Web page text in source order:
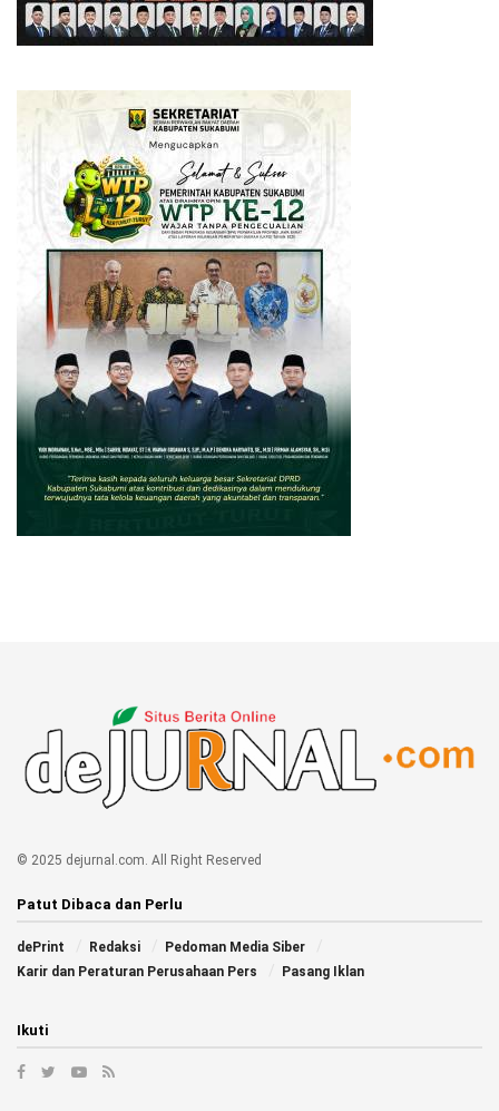
© 2025 dejurnal.com. All Right Reserved
Patut Dibaca dan Perlu
dePrint Redaksi
Pedoman Media Siber
Karir dan Peraturan Perusahaan Pers
Pasang Iklan
Ikuti